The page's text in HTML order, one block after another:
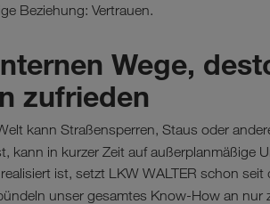
Beziehung: Vertrauen.
Wege,
zufrieden
kann Straßensperren, Staus oder
kann in kurzer Zeit auf außerplanmäßige
ist, setzt LKW WALTER schon
unser gesamtes Know-How an nur